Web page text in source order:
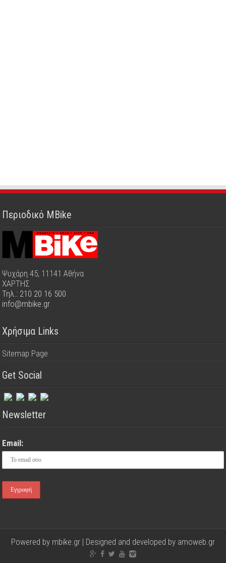
Περιοδικό MBike
Ψυχάρη 45, 11141 Αθήνα
ΧΑΡΤΗΣ
Τηλ.: 210 20 16 500
info@mbike.gr
Χρήσιμα Links
Sitemap Page
Get Social
Newsletter
Email:
Powered by mbike.gr | Designed and developed by amoweb.gr